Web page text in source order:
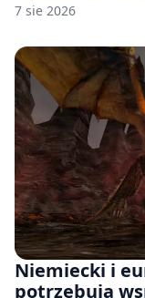
7 sie 2026
Niemiecki i
potrzebują